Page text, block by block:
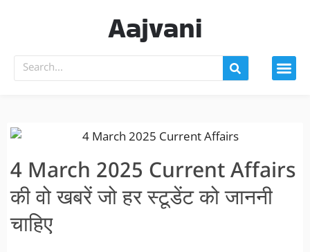
Aajvani
4 March 2025 Current Affairs
की वो खबरें जो हर स्टूडेंट को जाननी
चाहिए